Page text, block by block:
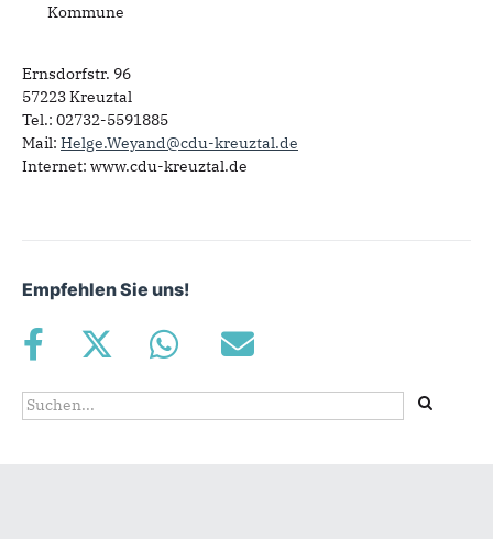
Kommune
Ernsdorfstr. 96
57223 Kreuztal
Tel.: 02732-5591885
Mail: Helge.Weyand@cdu-kreuztal.de
Internet: www.cdu-kreuztal.de
Empfehlen Sie uns!
Suchformular
Suche